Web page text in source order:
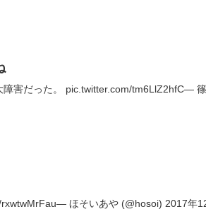
害だった。 pic.twitter.com/tm6LlZ2hfC—
ほそいあや (@hosoi) 2017年